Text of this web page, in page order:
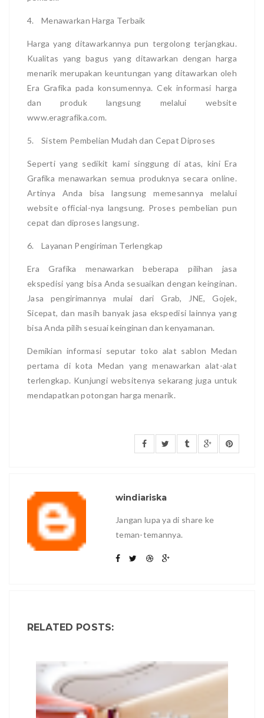
4. Menawarkan Harga Terbaik
Harga yang ditawarkannya pun tergolong terjangkau.
Kualitas yang bagus yang ditawarkan dengan harga
menarik merupakan keuntungan yang ditawarkan oleh
Era Grafika pada konsumennya. Cek informasi harga
dan produk langsung melalui website
www.eragrafika.com.
5. Sistem Pembelian Mudah dan Cepat Diproses
Seperti yang sedikit kami singgung di atas, kini Era
Grafika menawarkan semua produknya secara online.
Artinya Anda bisa langsung memesannya melalui
website official-nya langsung. Proses pembelian pun
cepat dan diproses langsung.
6. Layanan Pengiriman Terlengkap
Era Grafika menawarkan beberapa pilihan jasa
ekspedisi yang bisa Anda sesuaikan dengan keinginan.
Jasa pengirimannya mulai dari Grab, JNE, Gojek,
Sicepat, dan masih banyak jasa ekspedisi lainnya yang
bisa Anda pilih sesuai keinginan dan kenyamanan.
Demikian informasi seputar toko alat sablon Medan
pertama di kota Medan yang menawarkan alat-alat
terlengkap. Kunjungi websitenya sekarang juga untuk
mendapatkan potongan harga menarik.
windiariska
Jangan lupa ya di share ke
teman-temannya.
RELATED POSTS: